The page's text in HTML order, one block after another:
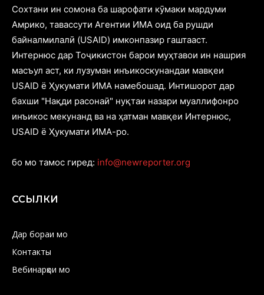
Cохтани ин сомона ба шарофати кӯмаки мардуми
Амрико, тавассути Агентии ИМА оид ба рушди
байналмилалӣ (USAID) имконпазир гаштааст.
Интернюс дар Тоҷикистон барои муҳтавои ин нашрия
масъул аст, ки лузуман инъикоскунандаи мавқеи
USAID ё Ҳукумати ИМА намебошад. Интишорот дар
бахши "Нақди расонаӣ" нуқтаи назари муаллифонро
инъикос мекунанд ва на ҳатман мавқеи Интернюс,
USAID ё Ҳукумати ИМА-ро.
бо мо тамос гиред: info@newreporter.org
ССЫЛКИ
Дар бораи мо
Контакты
Вебинарҳои мо